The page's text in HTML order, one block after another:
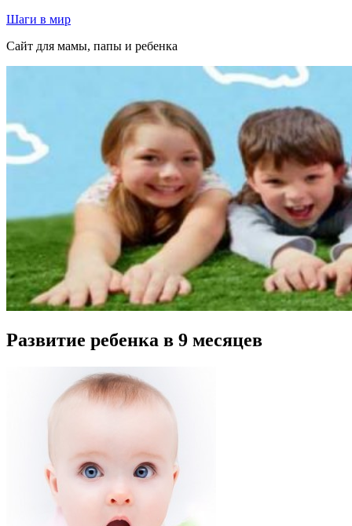
Перейти
содержимому
Шаги в мир
Сайт для мамы, папы и ребенка
Развитие ребенка в 9 месяцев